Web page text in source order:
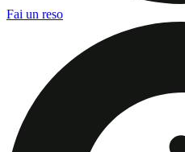
Fai un reso